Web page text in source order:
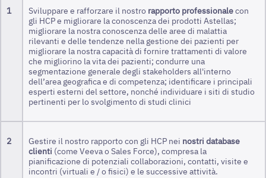
1 Sviluppare e rafforzare il nostro rapporto professionalecon
gli HCP e migliorare la conoscenza dei prodotti Astellas;
migliorare la nostra conoscenza delle aree di malattia
rilevanti e delle tendenze nella gestione dei pazienti per
migliorare la nostra capacità di fornire trattamenti di valore
che migliorino la vita dei pazienti; condurre una
segmentazione generale degli stakeholders all'interno
dell’area geografica e di competenza; identificare i principali
esperti esterni del settore, nonché individuare i siti di studio
pertinenti per lo svolgimento di studi clinici
2 Gestire il nostro rapporto con gli HCP nei nostri database
clienti (come Veeva o Sales Force), compresa la
pianificazione di potenziali collaborazioni, contatti, visite e
incontri (virtuali e / o fisici) e le successive attività.